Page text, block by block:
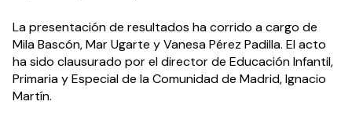
La presentación de resultados ha corrido a cargo de
Mila Bascón, Mar Ugarte y Vanesa Pérez Padilla. El acto
ha sido clausurado por el director de Educación Infantil,
Primaria y Especial de la Comunidad de Madrid, Ignacio
Martín.